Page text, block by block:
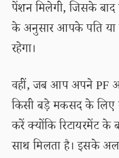
पेंशन मिलेगी, जिसके बाद
के अनुसार आपके पति या
रहेगा।
वहीं, जब आप अपने PF
किसी बड़े मकसद के लिए
करें क्योंकि रिटायरमेंट
साथ मिलता है। इसके